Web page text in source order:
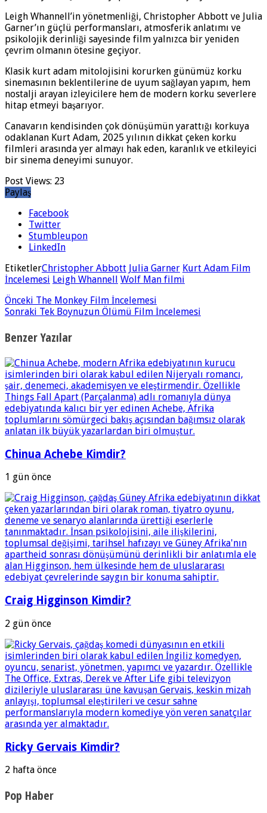
Leigh Whannell’in yönetmenliği, Christopher Abbott ve Julia
Garner’ın güçlü performansları, atmosferik anlatımı ve
psikolojik derinliği sayesinde film yalnızca bir yeniden
çevrim olmanın ötesine geçiyor.
Klasik kurt adam mitolojisini korurken günümüz korku
sinemasının beklentilerine de uyum sağlayan yapım, hem
nostalji arayan izleyicilere hem de modern korku severlere
hitap etmeyi başarıyor.
Canavarın kendisinden çok dönüşümün yarattığı korkuya
odaklanan Kurt Adam, 2025 yılının dikkat çeken korku
filmleri arasında yer almayı hak eden, karanlık ve etkileyici
bir sinema deneyimi sunuyor.
Post Views: 23
Paylaş
Facebook
Twitter
Stumbleupon
LinkedIn
EtiketlerChristopher Abbott Julia Garner Kurt Adam Film
İncelemesi Leigh Whannell Wolf Man filmi
Önceki The Monkey Film İncelemesi
Sonraki Tek Boynuzun Ölümü Film İncelemesi
Benzer Yazılar
Chinua Achebe Kimdir?
1 gün önce
Craig Higginson Kimdir?
2 gün önce
Ricky Gervais Kimdir?
2 hafta önce
Pop Haber